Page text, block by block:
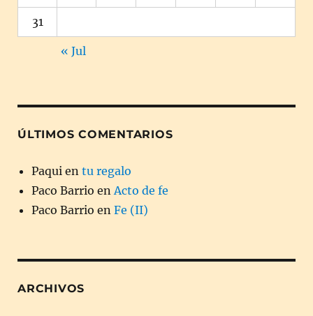
31
« Jul
ÚLTIMOS COMENTARIOS
Paqui en tu regalo
Paco Barrio en Acto de fe
Paco Barrio en Fe (II)
ARCHIVOS